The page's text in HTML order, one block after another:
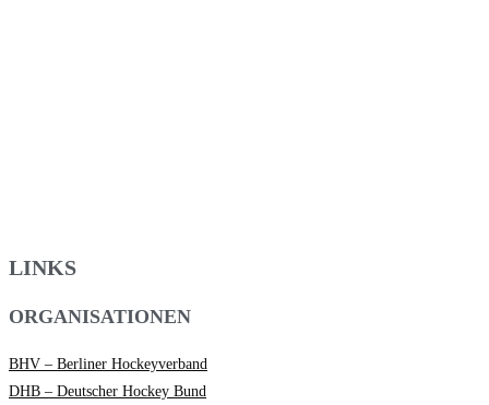
LINKS
ORGANISATIONEN
BHV – Berliner Hockeyverband
DHB – Deutscher Hockey Bund